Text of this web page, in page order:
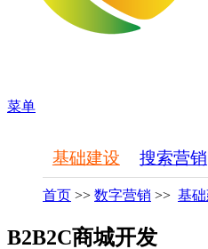
菜单
基础建设 搜索营销
首页 >> 数字营销 >> 基
B2B2C商城开发